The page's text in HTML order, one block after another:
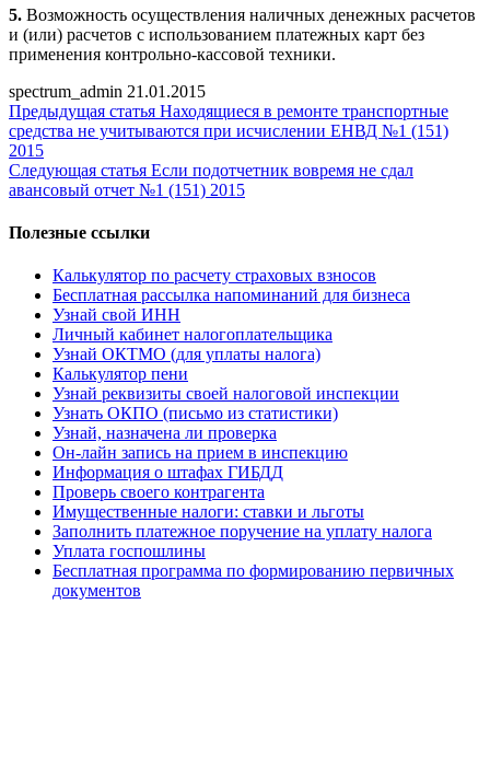
5. Возможность осуществления наличных денежных расчетов
и (или) расчетов с использованием платежных карт без
применения контрольно-кассовой техники.
spectrum_admin 21.01.2015
Предыдущая статья Находящиеся в ремонте транспортные
средства не учитываются при исчислении ЕНВД №1 (151)
2015
Следующая статья Если подотчетник вовремя не сдал
авансовый отчет №1 (151) 2015
Полезные ссылки
Калькулятор по расчету страховых взносов
Бесплатная рассылка напоминаний для бизнеса
Узнай свой ИНН
Личный кабинет налогоплательщика
Узнай ОКТМО (для уплаты налога)
Калькулятор пени
Узнай реквизиты своей налоговой инспекции
Узнать ОКПО (письмо из статистики)
Узнай, назначена ли проверка
Он-лайн запись на прием в инспекцию
Информация о штафах ГИБДД
Проверь своего контрагента
Имущественные налоги: ставки и льготы
Заполнить платежное поручение на уплату налога
Уплата госпошлины
Бесплатная программа по формированию первичных
документов